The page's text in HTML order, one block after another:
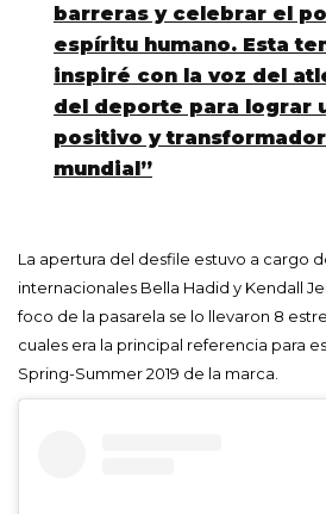
barreras y celebrar el
espíritu humano. Esta
inspiré con la voz del
del deporte para lograr
positivo y
mundial”
La apertura del desfile estuvo a cargo
internacionales Bella Hadid y Kendall
foco de la pasarela se lo llevaron 8
cuales era la principal referencia para
Spring-Summer 2019 de la marca.